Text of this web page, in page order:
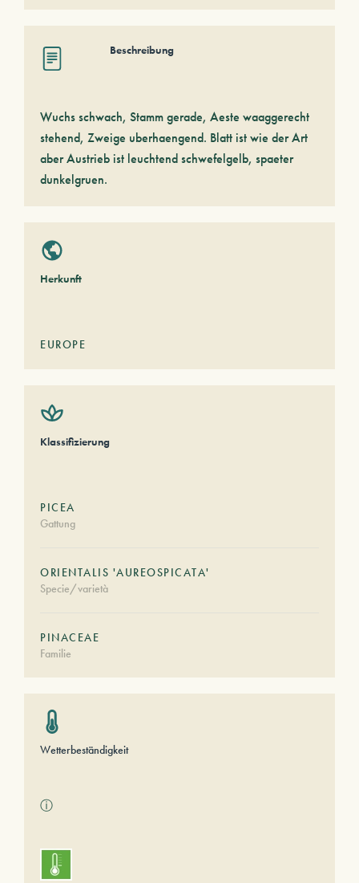
Beschreibung
Wuchs schwach, Stamm gerade, Aeste waaggerecht
stehend, Zweige uberhaengend. Blatt ist wie der Art
aber Austrieb ist leuchtend schwefelgelb, spaeter
dunkelgruen.
Herkunft
EUROPE
Klassifizierung
PICEA
Gattung
ORIENTALIS 'AUREOSPICATA'
Specie/varietà
PINACEAE
Familie
Wetterbeständigkeit
ⓘ